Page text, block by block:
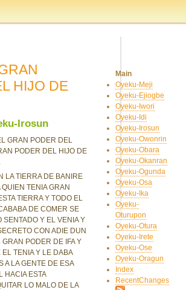
HIJO DE
Irosun
GRAN PODER DEL
PODER DEL HIJO DE
LA TIERRA DE BANIRE
TENIA GRAN
TIERRA Y TODO EL
DE COMER SE
SENTADO Y EL VENIA Y
CON ADIE DUN
PODER DE IFA Y
TENIA Y LE DABA
A LA GENTE DE ESA
HACIA ESTA
LO MALO DE LA
Main
Oyeku-Meji
Oyeku-Ejiogbe
Oyeku-Iwori
Oyeku-Idi
Oyeku-Irosun
Oyeku-Owonrin
Oyeku-Obara
Oyeku-Okanran
Oyeku-Ogunda
Oyeku-Osa
Oyeku-Ika
Oyeku-
Oturupon
Oyeku-Otura
Oyeku-Irete
Oyeku-Ose
Oyeku-Oragun
Index
RecentChanges